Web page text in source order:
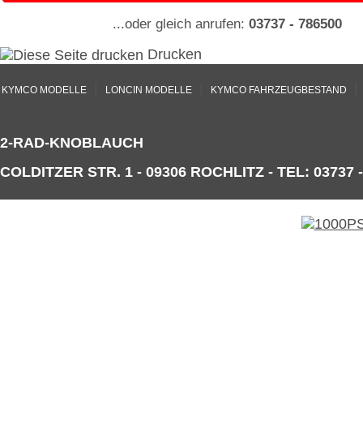
...oder gleich anrufen: 03737 - 786500
Drucken
KYMCO MODELLE LONCIN MODELLE KYMCO FAHRZEUGBESTAND
2-RAD-KNOBLAUCH
COLDITZER STR. 1 - 09306 ROCHLITZ - TEL: 03737